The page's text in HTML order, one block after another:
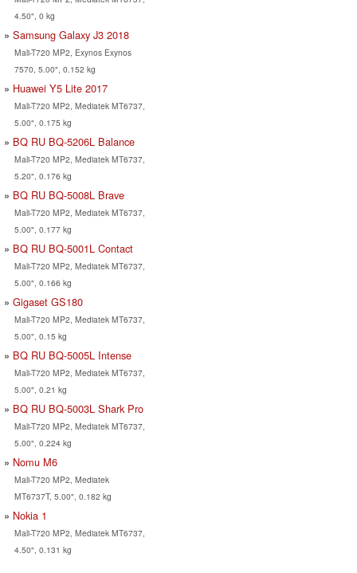
4.50", 0 kg
Samsung Galaxy J3 2018
Mali-T720 MP2, Exynos Exynos
7570, 5.00", 0.152 kg
Huawei Y5 Lite 2017
Mali-T720 MP2, Mediatek MT6737,
5.00", 0.175 kg
BQ RU BQ-5206L Balance
Mali-T720 MP2, Mediatek MT6737,
5.20", 0.176 kg
BQ RU BQ-5008L Brave
Mali-T720 MP2, Mediatek MT6737,
5.00", 0.177 kg
BQ RU BQ-5001L Contact
Mali-T720 MP2, Mediatek MT6737,
5.00", 0.166 kg
Gigaset GS180
Mali-T720 MP2, Mediatek MT6737,
5.00", 0.15 kg
BQ RU BQ-5005L Intense
Mali-T720 MP2, Mediatek MT6737,
5.00", 0.21 kg
BQ RU BQ-5003L Shark Pro
Mali-T720 MP2, Mediatek MT6737,
5.00", 0.224 kg
Nomu M6
Mali-T720 MP2, Mediatek
MT6737T, 5.00", 0.182 kg
Nokia 1
Mali-T720 MP2, Mediatek MT6737,
4.50", 0.131 kg